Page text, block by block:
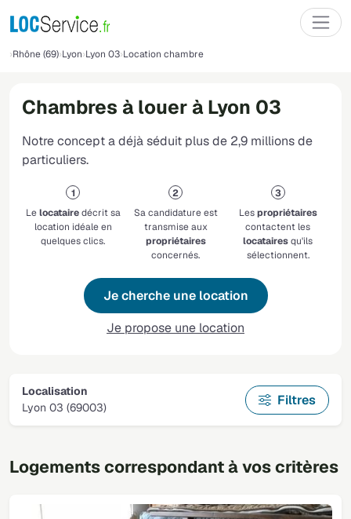
Rhône (69) Lyon Lyon 03 Location chambre
Chambres à louer à Lyon 03
Notre concept a déjà séduit plus de 2,9 millions de
particuliers.
Lelocatairedécrit sa
location idéale en
quelques clics.
Sa candidature est
transmise aux
propriétaires
concernés.
Lespropriétaires
contactent les
locatairesqu'ils
sélectionnent.
Je cherche une location
Je propose une location
Localisation
Lyon 03 (69003)
Filtres
Logements correspondant à vos critères